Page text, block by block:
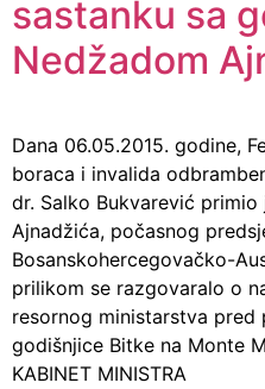
sastanku sa
Nedžadom
Dana 06.05.2015. godine,
boraca i invalida
dr. Salko Bukvarević primio
Ajnadžića, počasnog
Bosanskohercegovačko-
prilikom se razgovaralo o
resornog ministarstva
godišnjice Bitke na Monte
KABINET MINISTRA